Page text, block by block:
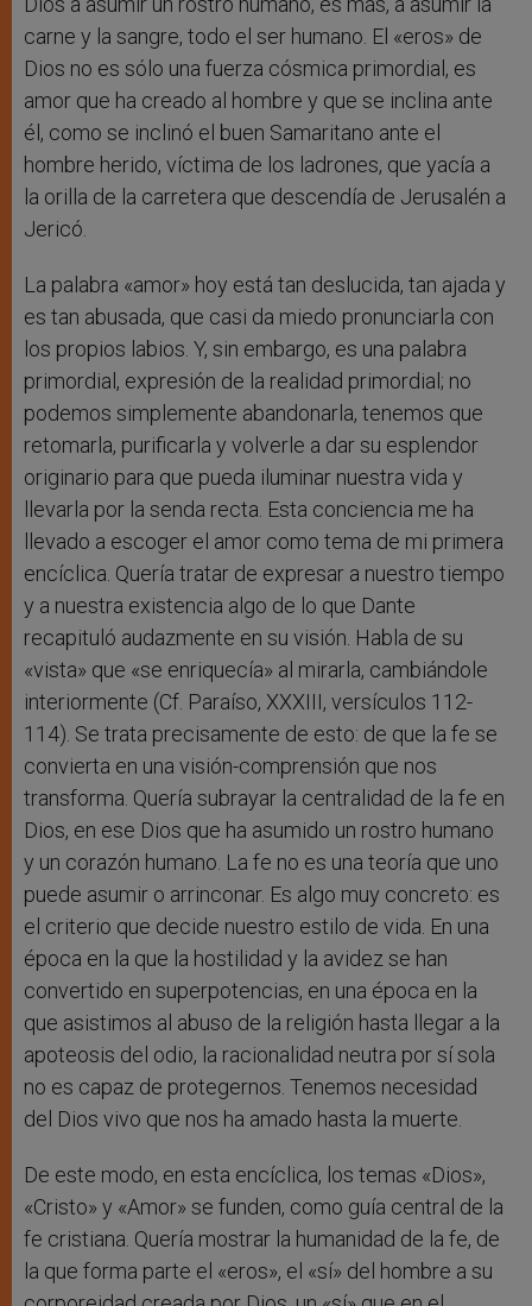
carne y la sangre, todo el ser humano. El «eros» de
Dios no es sólo una fuerza cósmica primordial, es
amor que ha creado al hombre y que se inclina ante
él, como se inclinó el buen Samaritano ante el
hombre herido, víctima de los ladrones, que yacía a
la orilla de la carretera que descendía de Jerusalén a
Jericó.
La palabra «amor» hoy está tan deslucida, tan ajada y
es tan abusada, que casi da miedo pronunciarla con
los propios labios. Y, sin embargo, es una palabra
primordial, expresión de la realidad primordial; no
podemos simplemente abandonarla, tenemos que
retomarla, purificarla y volverle a dar su esplendor
originario para que pueda iluminar nuestra vida y
llevarla por la senda recta. Esta conciencia me ha
llevado a escoger el amor como tema de mi primera
encíclica. Quería tratar de expresar a nuestro tiempo
y a nuestra existencia algo de lo que Dante
recapituló audazmente en su visión. Habla de su
«vista» que «se enriquecía» al mirarla, cambiándole
interiormente (Cf. Paraíso, XXXIII, versículos 112-
114). Se trata precisamente de esto: de que la fe se
convierta en una visión-comprensión que nos
transforma. Quería subrayar la centralidad de la fe en
Dios, en ese Dios que ha asumido un rostro humano
y un corazón humano. La fe no es una teoría que uno
puede asumir o arrinconar. Es algo muy concreto: es
el criterio que decide nuestro estilo de vida. En una
época en la que la hostilidad y la avidez se han
convertido en superpotencias, en una época en la
que asistimos al abuso de la religión hasta llegar a la
apoteosis del odio, la racionalidad neutra por sí sola
no es capaz de protegernos. Tenemos necesidad
del Dios vivo que nos ha amado hasta la muerte.
De este modo, en esta encíclica, los temas «Dios»,
«Cristo» y «Amor» se funden, como guía central de la
fe cristiana. Quería mostrar la humanidad de la fe, de
la que forma parte el «eros», el «sí» del hombre a su